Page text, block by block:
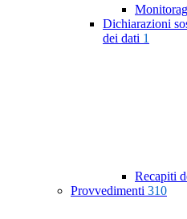
Dichiarazioni
dei dati 1
Recapiti
Provvedimenti 310